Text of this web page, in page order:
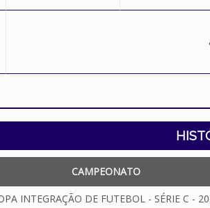
CAMPEONATO
INTEGRAÇÃO DE FUTEBOL - SÉRIE C -